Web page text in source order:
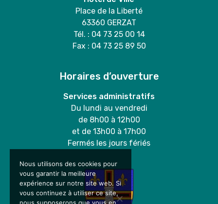
Place de la Liberté
63360 GERZAT
Tél. : 04 73 25 00 14
Fax : 04 73 25 89 50
Horaires d’ouverture
Services administratifs
Du lundi au vendredi
de 8h00 à 12h00
et de 13h00 à 17h00
Fermés les jours fériés
Nous utilisons des cookies pour
vous garantir la meilleure
expérience sur notre site web. Si
vous continuez à utiliser ce site,